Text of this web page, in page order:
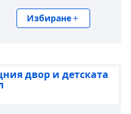
Избиране
двор и детската